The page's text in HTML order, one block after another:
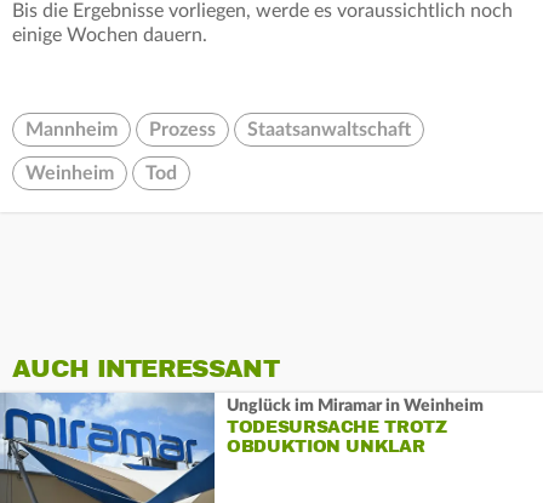
Bis die Ergebnisse vorliegen, werde es voraussichtlich noch
einige Wochen dauern.
Mannheim Prozess Staatsanwaltschaft
Weinheim Tod
AUCH INTERESSANT
Unglück im Miramar in Weinheim
TODESURSACHE TROTZ
OBDUKTION UNKLAR